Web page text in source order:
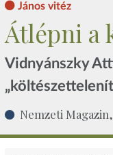
János vitéz
Átlépni a
Vidnyánszky
Nemzeti